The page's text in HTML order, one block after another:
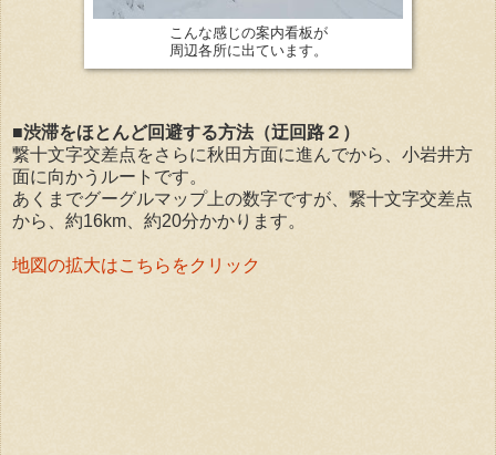
こんな感じの案内看板が
周辺各所に出ています。
■渋滞をほとんど回避する方法（迂回路２）
繋十文字交差点をさらに秋田方面に進んでから、小岩井方
面に向かうルートです。
あくまでグーグルマップ上の数字ですが、繋十文字交差点
から、約16km、約20分かかります。
地図の拡大はこちらをクリック